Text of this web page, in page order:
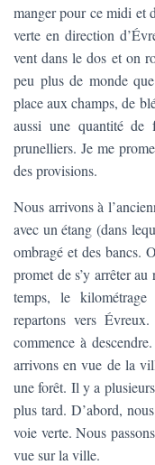
manger pour ce midi et
verte en direction
vent dans le dos et on
peu plus de monde
place aux champs, de
aussi une quantité de
prunelliers. Je me
des provisions.
Nous arrivons à
avec un étang (dans
ombragé et des bancs.
promet de s’y arrêter
temps, le
repartons vers
commence à
arrivons en vue de la
une forêt. Il y a
plus tard. D’abord,
voie verte. Nous
vue sur la ville.